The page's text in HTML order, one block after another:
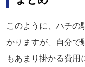
このように、ハチの
かりますが、自分で
もあまり掛かる費用